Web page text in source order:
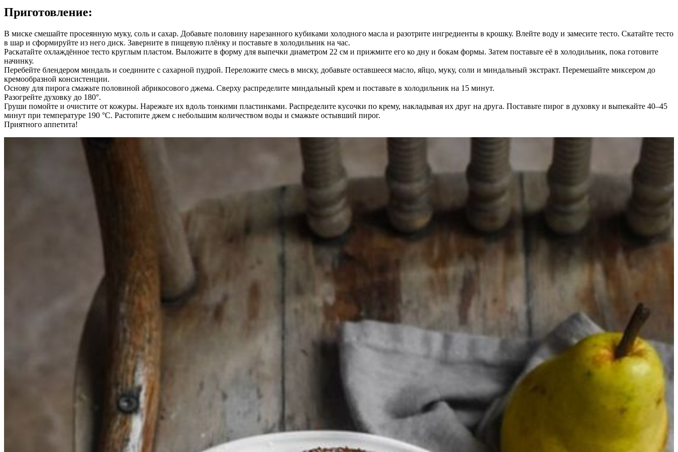
Приготовление:
В миске смешайте просеянную муку, соль и сахар. Добавьте половину нарезанного кубиками холодного масла и разотрите ингредиенты в крошку. Влейте воду и замесите тесто. Скатайте тесто
в шар и сформируйте из него диск. Заверните в пищевую плёнку и поставьте в холодильник на час.
Раскатайте охлаждённое тесто круглым пластом. Выложите в форму для выпечки диаметром 22 см и прижмите его ко дну и бокам формы. Затем поставьте её в холодильник, пока готовите
начинку.
Перебейте блендером миндаль и соедините с сахарной пудрой. Переложите смесь в миску, добавьте оставшееся масло, яйцо, муку, соли и миндальный экстракт. Перемешайте миксером до
кремообразной консистенции.
Основу для пирога смажьте половиной абрикосового джема. Сверху распределите миндальный крем и поставьте в холодильник на 15 минут.
Разогрейте духовку до 180°.
Груши помойте и очистите от кожуры. Нарежьте их вдоль тонкими пластинками. Распределите кусочки по крему, накладывая их друг на друга. Поставьте пирог в духовку и выпекайте 40–45
минут при температуре 190 °C. Растопите джем с небольшим количеством воды и смажьте остывший пирог.
Приятного аппетита!